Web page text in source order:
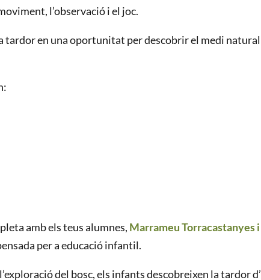
l’observació i el joc.
tardor en una oportunitat per descobrir el medi natural
amb els teus alumnes, Marrameu Torracastanyes
per a educació infantil.
del bosc, els infants descobreixen la tardor